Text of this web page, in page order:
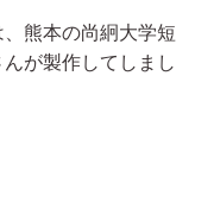
、熊本の尚絅大学短
が製作してしまし